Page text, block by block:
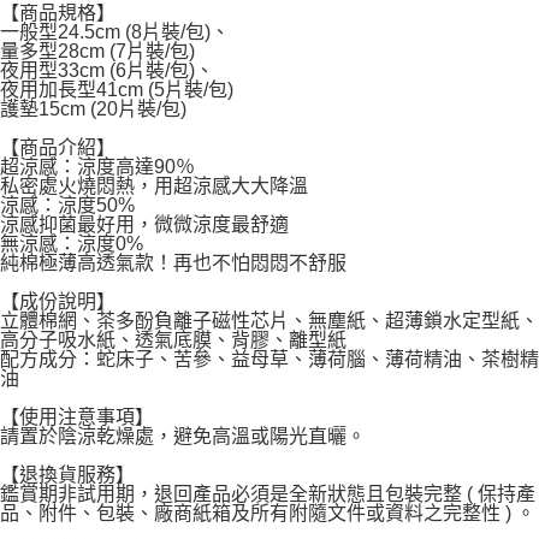
每筆NT$60，滿NT$599(含以上)免運費
宅配
每筆NT$120，滿NT$1,999(含以上)免運費
【商品規格】
一般型24.5cm (8片裝/包)、
量多型28cm (7片裝/包)
夜用型33cm (6片裝/包)、
夜用加長型41cm (5片裝/包)
護墊15cm (20片裝/包)
【商品介紹】
超涼感：涼度高達90％
私密處火燒悶熱，用超涼感大大降溫
涼感：涼度50%
涼感抑菌最好用，微微涼度最舒適
無涼感：涼度0%
純棉極薄高透氣款！再也不怕悶悶不舒服
【成份說明】
立體棉網、茶多酚負離子磁性芯片、無塵紙、超薄鎖水定型紙、
高分子吸水紙、透氣底膜、背膠、離型紙
配方成分：蛇床子、苦參、益母草、薄荷腦、薄荷精油、茶樹精
油
【使用注意事項】
請置於陰涼乾燥處，避免高溫或陽光直曬。
【退換貨服務】
鑑賞期非試用期，退回產品必須是全新狀態且包裝完整 ( 保持產
品、附件、包裝、廠商紙箱及所有附隨文件或資料之完整性 ) 。